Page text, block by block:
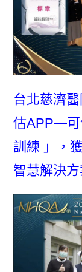
台北慈濟
估APP—可
訓練 」，
智慧解決方